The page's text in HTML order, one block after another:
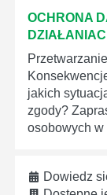
OCHRONA
jakich
zgody?
osobowych w
Dowiedz